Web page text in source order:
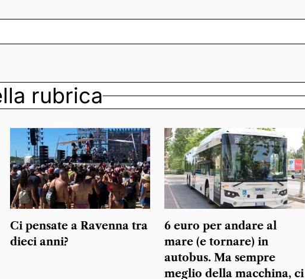
rubrica
Ci pensate a Ravenna tra
dieci anni?
6 euro per andare al
mare (e tornare) in
autobus. Ma sempre
meglio della macchina, ci